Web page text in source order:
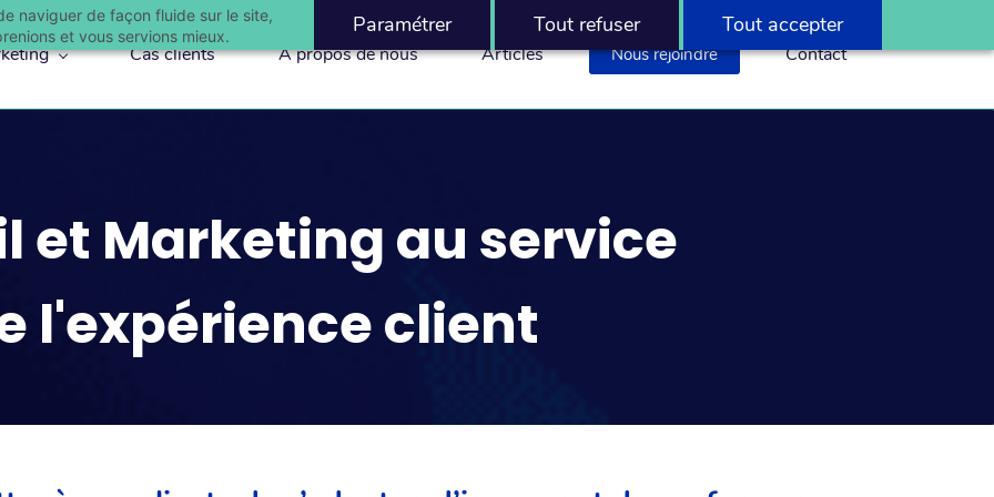
naviguer de façon fluide sur le site,
et vous servions mieux.
Paramétrer Tout refuser Tout accepter
Cas clients A propos de nous Articles Nous rejoindre Contact
et Marketing au service
l'expérience client